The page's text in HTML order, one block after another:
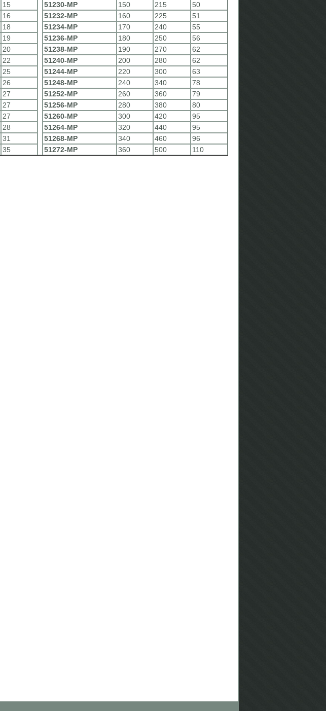
15 51230-MP 150 215
50
16 51232-MP 160 225
51
18 51234-MP 170 240
55
19 51236-MP 180 250
56
20 51238-MP 190 270
62
22 51240-MP 200 280
62
25 51244-MP 220 300
63
26 51248-MP 240 340
78
27 51252-MP 260 360
79
27 51256-MP 280 380
80
27 51260-MP 300 420
95
28 51264-MP 320 440
95
31 51268-MP 340 460
96
35 51272-MP 360 500 110